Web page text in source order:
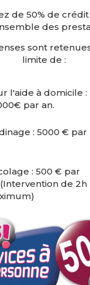
de 50% de
des
sont
limite de :
l'aide à domicile :
par an.
: 5000 € par
: 500 € par
de 2h